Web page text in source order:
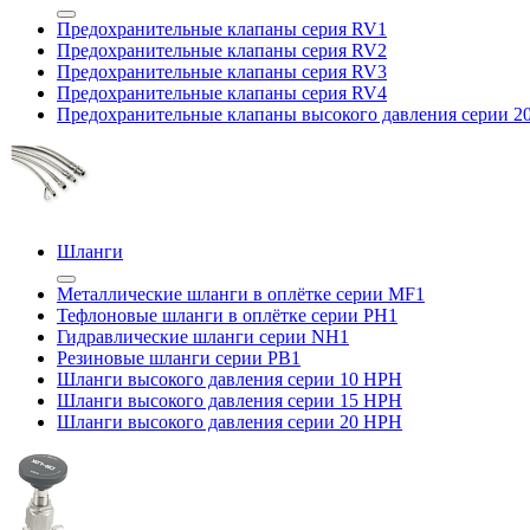
Предохранительные клапаны серия RV1
Предохранительные клапаны серия RV2
Предохранительные клапаны серия RV3
Предохранительные клапаны серия RV4
Предохранительные клапаны высокого давления серии
Шланги
Металлические шланги в оплётке серии MF1
Тефлоновые шланги в оплётке серии PH1
Гидравлические шланги серии NH1
Резиновые шланги серии PB1
Шланги высокого давления серии 10 HPH
Шланги высокого давления серии 15 HPH
Шланги высокого давления серии 20 HPH